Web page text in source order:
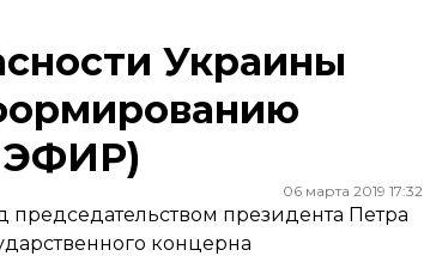
Укроборонпрома (ПРЯМОЙ ЭФИР)
Украины
ЭФИР)
06 марта 2019 17:32
президента Петра
концерна